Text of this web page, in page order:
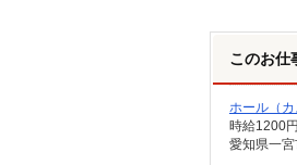
このお仕
ホール（
愛知県一